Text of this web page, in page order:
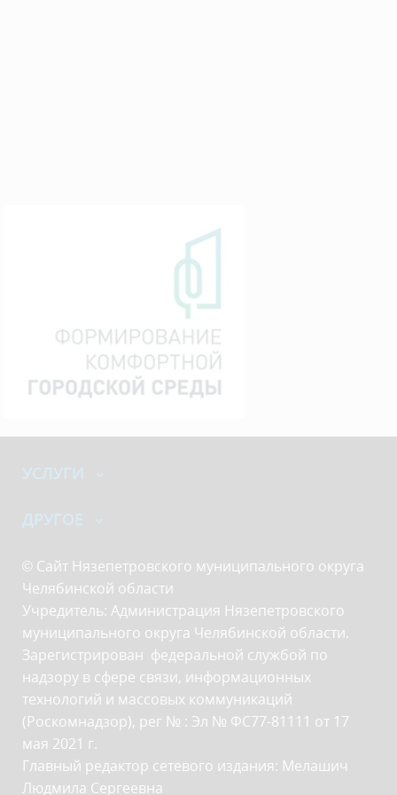
УСЛУГИ
ДРУГОЕ
© Сайт Нязепетровского муниципального округа
Челябинской области
Учредитель: Администрация Нязепетровского
муниципального округа Челябинской области.
Зарегистрирован федеральной службой по
надзору в сфере связи, информационных
технологий и массовых коммуникаций
(Роскомнадзор), рег № : Эл № ФС77-81111 от 17
мая 2021 г.
Главный редактор сетевого издания: Мелашич
Людмила Сергеевна